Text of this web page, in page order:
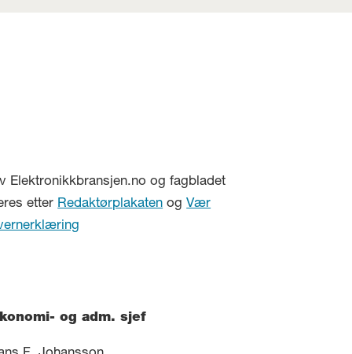
Elektronikkbransjen.no og fagbladet
etterRedaktørplakatenogVær
og adm. sjef